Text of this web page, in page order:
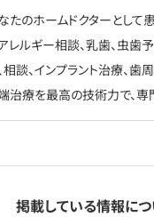
たのホームドクターとして
レルギー相談、乳歯、虫歯
相談、インプラント治療、歯
治療を最高の技術力で、専
掲載している情報に